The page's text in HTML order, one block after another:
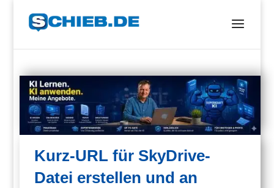
Kurz-URL für SkyDrive-
Datei erstellen und an